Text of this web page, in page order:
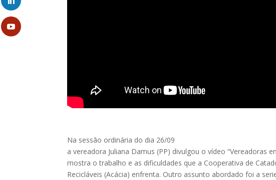
Na sessão ordinária do dia 26/09
a vereadora Juliana Damus (PP) divulgou o vídeo “Vereadoras
mostra o trabalho e as dificuldades que a Cooperativa de
Recicláveis (Acácia) enfrenta. Outro assunto abordado foi a